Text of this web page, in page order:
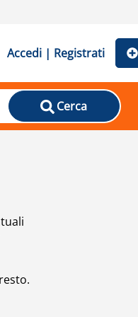
Accedi | Registrati
Cerca